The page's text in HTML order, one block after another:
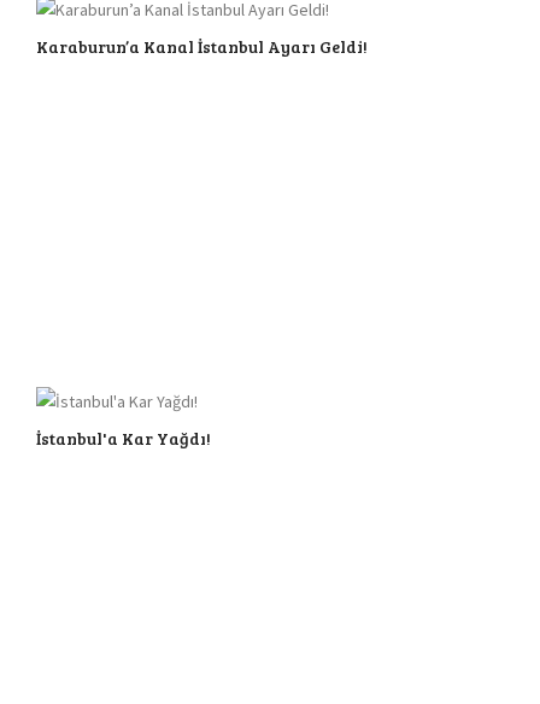
Karaburun’a Kanal İstanbul Ayarı Geldi!
İstanbul'a Kar Yağdı!